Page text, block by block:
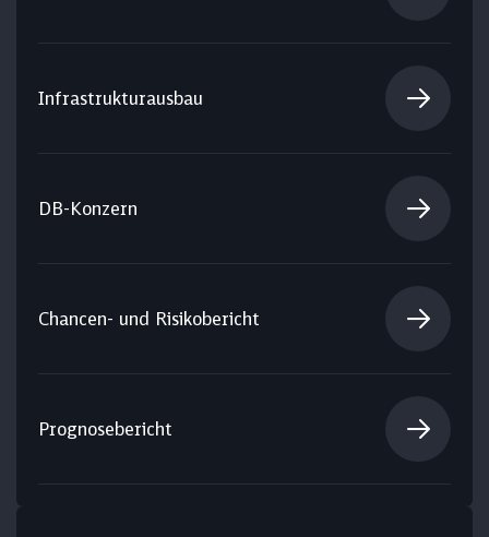
Infrastrukturausbau
DB-Konzern
Chancen- und Risikobericht
Prognosebericht